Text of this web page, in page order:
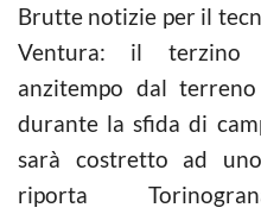
Brutte notizie per il
Ventura: il terzino
anzitempo dal
durante la sfida di
sarà costretto ad
riporta